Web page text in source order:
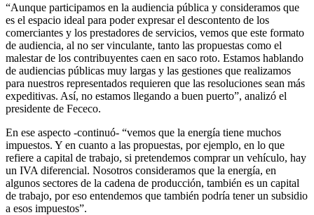
“Aunque participamos en la audiencia pública y consideramos que
es el espacio ideal para poder expresar el descontento de los
comerciantes y los prestadores de servicios, vemos que este formato
de audiencia, al no ser vinculante, tanto las propuestas como el
malestar de los contribuyentes caen en saco roto. Estamos hablando
de audiencias públicas muy largas y las gestiones que realizamos
para nuestros representados requieren que las resoluciones sean más
expeditivas. Así, no estamos llegando a buen puerto”, analizó el
presidente de Fececo.
En ese aspecto -continuó- “vemos que la energía tiene muchos
impuestos. Y en cuanto a las propuestas, por ejemplo, en lo que
refiere a capital de trabajo, si pretendemos comprar un vehículo, hay
un IVA diferencial. Nosotros consideramos que la energía, en
algunos sectores de la cadena de producción, también es un capital
de trabajo, por eso entendemos que también podría tener un subsidio
a esos impuestos”.